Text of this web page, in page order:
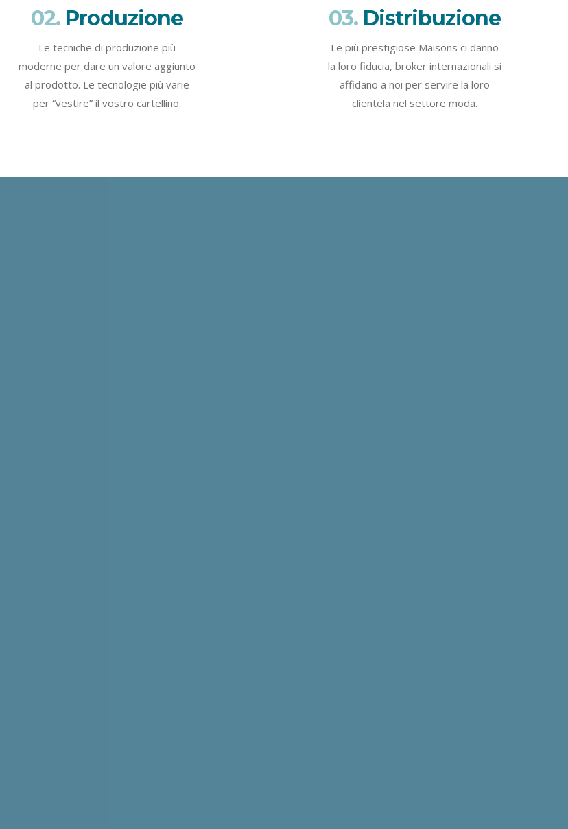
02. Produzione
Le tecniche di produzione più
moderne per dare un valore aggiunto
al prodotto. Le tecnologie più varie
per “vestire” il vostro cartellino.
03.Distribuzione
Le più prestigiose Maisons ci danno
la loro fiducia, broker internazionali si
affidano a noi per servire la loro
clientela nel settore moda.